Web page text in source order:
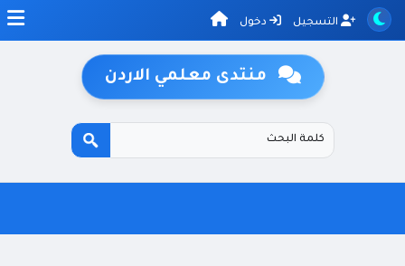
التسجيل دخول
منتدى معلمي الاردن